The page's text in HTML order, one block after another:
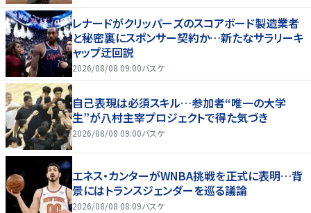
レナードがクリッパーズのスコアボード製造業者
と秘密裏にスポンサー契約か‬…新たなサラリーキ
ャップ迂回説
2026/08/08 09:00バスケ
自己表現は必須スキル…参加者“唯一の大学
生”が八村主宰プロジェクトで得た気づき
2026/08/08 09:00バスケ
エネス・カンターがWNBA挑戦を正式に表明…背
景にはトランスジェンダーを巡る議論
2026/08/08 08:09バスケ